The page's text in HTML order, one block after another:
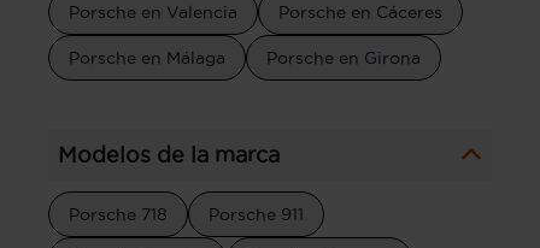
Porsche en Valencia Porsche en Cáceres
Porsche en Málaga Porsche en Girona
Modelos de la marca
Porsche 718 Porsche 911